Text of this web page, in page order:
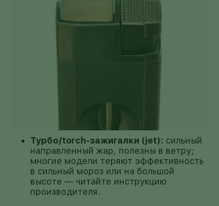
Турбо/torch-зажигалки (jet): сильный
направленный жар, полезны в ветру;
многие модели теряют эффективность
в сильный мороз или на большой
высоте — читайте инструкцию
производителя.